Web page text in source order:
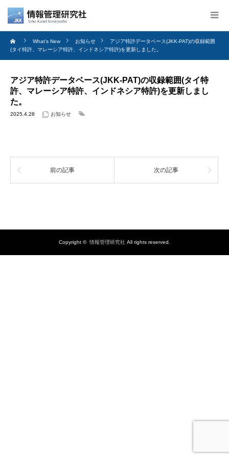
What’s New お知らせ
アジア特許データベース(JKK-PAT)の収録範囲
(タイ特許、マレーシア特許、インドネシア特許)を更新しました。
アジア特許データベース(JKK-PAT)の収録範囲(タイ特
許、マレーシア特許、インドネシア特許)を更新しまし
た。
2025.4.28 お知らせ
前の記事 次の記事
Copyright © 情報管理研究社 All rights reserved.